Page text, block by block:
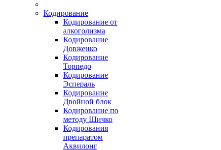
Кодирование
Кодирование от
алкоголизма
Кодирование
Довженко
Кодирование
Торпедо
Кодирование
Эспераль
Кодирование
Двойной блок
Кодирование по
методу Шичко
Кодирования
препаратом
Аквилонг